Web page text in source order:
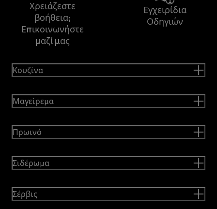
Χρειάζεστε
βοήθεια;
Επικοινωνήστε
μαζί μας
Εγχειρίδια
Οδηγιών
Κουζίνα
Μαγείρεμα
Πρωινό
Σιδέρωμα
Σέρβις